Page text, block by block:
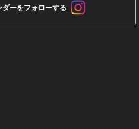
ーをフォローする